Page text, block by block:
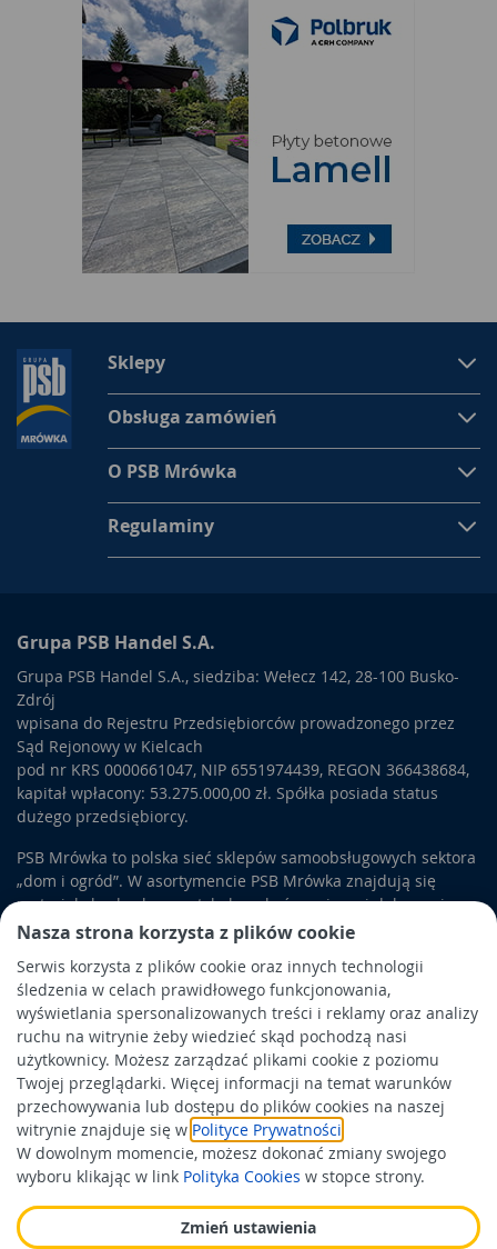
Nasza strona korzysta z plików cookie
Serwis korzysta z plików cookie oraz innych technologii
śledzenia w celach prawidłowego funkcjonowania,
wyświetlania spersonalizowanych treści i reklamy oraz analizy
ruchu na witrynie żeby wiedzieć skąd pochodzą nasi
użytkownicy. Możesz zarządzać plikami cookie z poziomu
Twojej przeglądarki. Więcej informacji na temat warunków
przechowywania lub dostępu do plików cookies na naszej
witrynie znajduje się w Polityce Prywatności
W dowolnym momencie, możesz dokonać zmiany swojego
wyboru klikając w link Polityka Cookies w stopce strony.
Zmień ustawienia
Sklepy
Obsługa zamówień
O PSB Mrówka
Regulaminy
Grupa PSB Handel S.A.
Grupa PSB Handel S.A., siedziba: Wełecz 142, 28-100 Busko-
Zdrój
wpisana do Rejestru Przedsiębiorców prowadzonego przez
Sąd Rejonowy w Kielcach
pod nr KRS 0000661047, NIP 6551974439, REGON 366438684,
kapitał wpłacony: 53.275.000,00 zł. Spółka posiada status
dużego przedsiębiorcy.
PSB Mrówka to polska sieć sklepów samoobsługowych sektora
„dom i ogród”. W asortymencie PSB Mrówka znajdują się
materiały budowlane, artykuły wykończeniowe i dekoracyjne,
wyposażenie łazienek i kuchni, elektronarzędzia, a także
artykuły związane z ogrodem i otoczeniem domu.
Obowiązek informacyjny
Polityka prywatności
Polityka Cookies
Odbiór zużytego sprzętu
Wspierają nas: